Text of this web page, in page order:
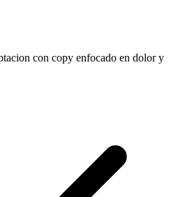
con copy enfocado en dolor y